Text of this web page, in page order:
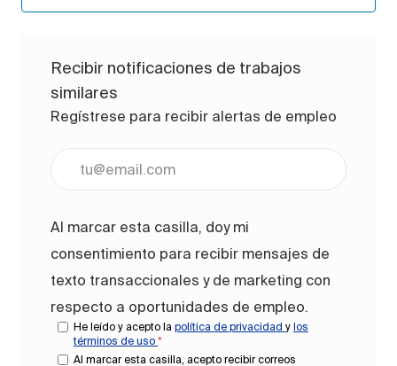
Recibir notificaciones de trabajos
similares
Regístrese para recibir alertas de empleo
Ingrese la dirección de correo electrónico
Al marcar esta casilla, doy mi
consentimiento para recibir mensajes de
texto transaccionales y de marketing con
respecto a oportunidades de empleo.
He leído y acepto la política de privacidad y los
términos de uso *
Al marcar esta casilla, acepto recibir correos